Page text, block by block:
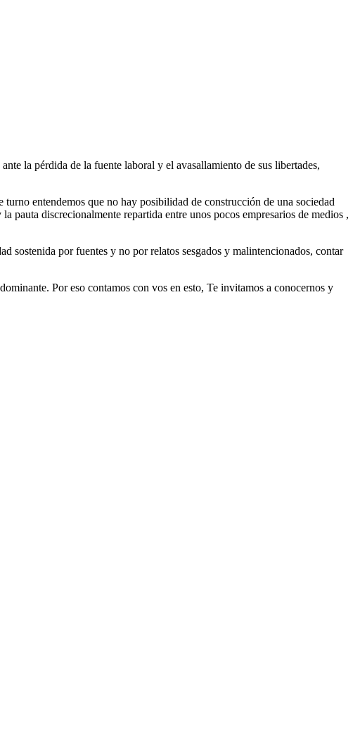
la pérdida de la fuente laboral y el avasallamiento de sus libertades,
entendemos que no hay posibilidad de construcción de una sociedad
pauta discrecionalmente repartida entre unos pocos empresarios de medios ,
sostenida por fuentes y no por relatos sesgados y malintencionados, contar
Por eso contamos con vos en esto, Te invitamos a conocernos y